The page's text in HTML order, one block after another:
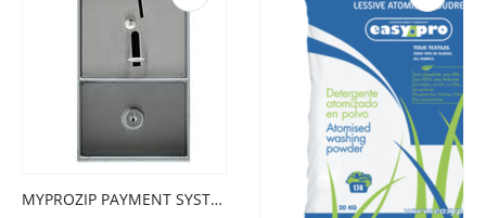
MYPROZIP PAYMENT SYSTEM HARNESS KIT